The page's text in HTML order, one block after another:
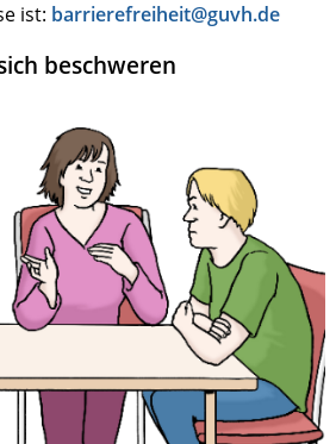
ist: barrierefreiheit@guvh.de
beschweren